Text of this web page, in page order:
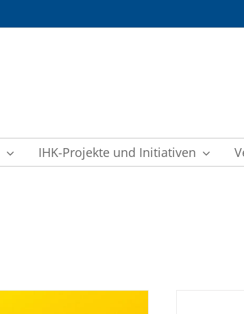
IHK-Projekte und Initiativen